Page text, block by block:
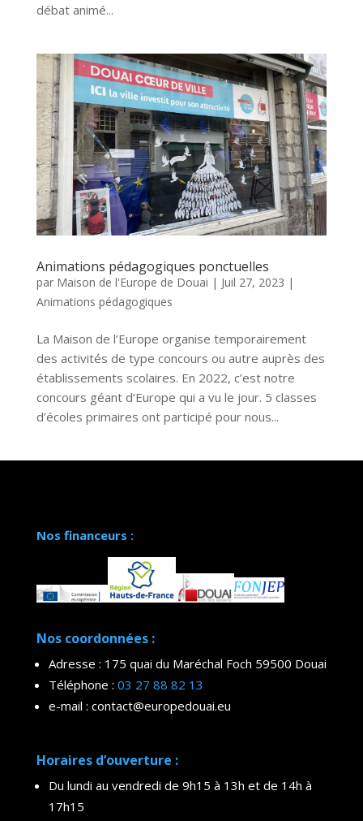
débat animé...
Animations pédagogiques ponctuelles
par Maison de l'Europe de Douai | Juil 27, 2023 |
Animations pédagogiques
La Maison de l’Europe organise temporairement
des activités de type concours ou autre auprès des
établissements scolaires. En 2022, c’est notre
concours géant d’Europe qui a vu le jour. 5 classes
d’écoles primaires ont participé pour nous...
Nos financeurs :
Nos coordonnées :
Adresse : 175 quai du Maréchal Foch 59500 Douai
Téléphone : 03 27 88 82 13
e-mail : contact@europedouai.eu
Horaires d’ouverture :
Du lundi au vendredi de 9h15 à 13h et de 14h à
17h15